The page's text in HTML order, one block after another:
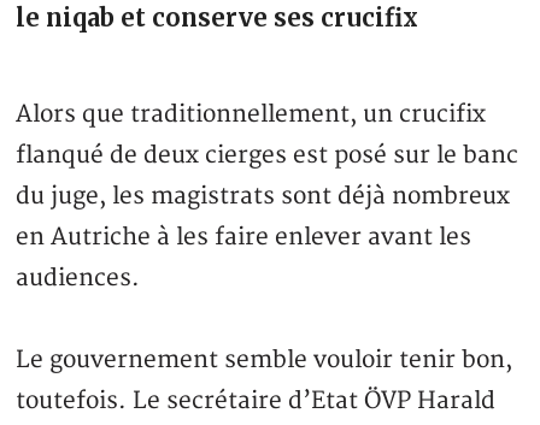
le niqab et conserve ses crucifix
Alors que traditionnellement, un crucifix
flanqué de deux cierges est posé sur le banc
du juge, les magistrats sont déjà nombreux
en Autriche à les faire enlever avant les
audiences.
Le gouvernement semble vouloir tenir bon,
toutefois. Le secrétaire d’Etat ÖVP Harald